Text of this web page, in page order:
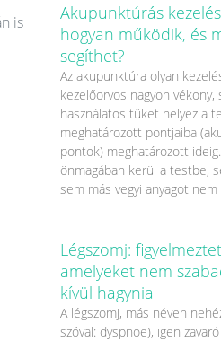
is
Akupunktúrás
hogyan működik, és
segíthet?
Az akupunktúra olyan
kezelőorvos nagyon vékony,
használatos tűket helyez a
meghatározott pontjaiba
pontok) meghatározott
önmagában kerül a testbe,
sem más vegyi anyagot nem
Légszomj:
amelyeket nem
kívül hagynia
A légszomj, más néven
szóval: dyspnoe), igen zavaró